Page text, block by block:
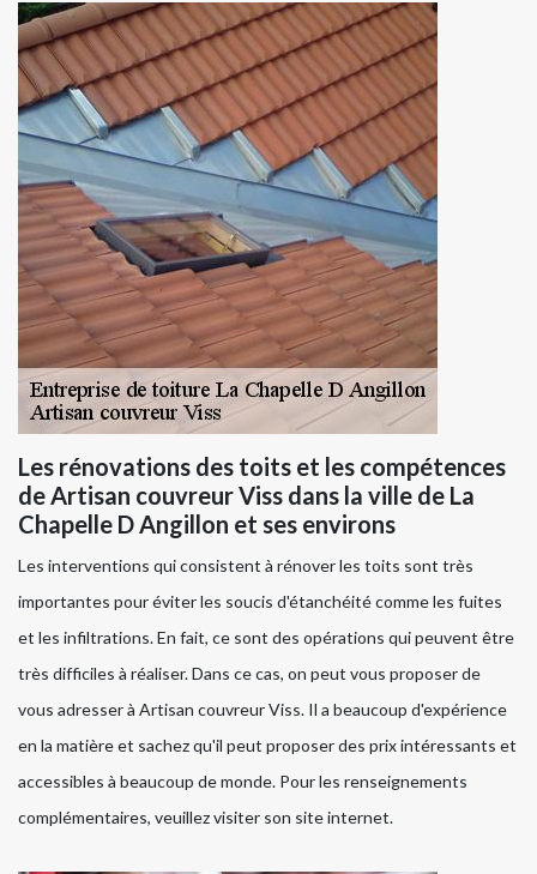
Les rénovations des toits et les compétences
de Artisan couvreur Viss dans la ville de La
Chapelle D Angillon et ses environs
Les interventions qui consistent à rénover les toits sont très
importantes pour éviter les soucis d'étanchéité comme les fuites
et les infiltrations. En fait, ce sont des opérations qui peuvent être
très difficiles à réaliser. Dans ce cas, on peut vous proposer de
vous adresser à Artisan couvreur Viss. Il a beaucoup d'expérience
en la matière et sachez qu'il peut proposer des prix intéressants et
accessibles à beaucoup de monde. Pour les renseignements
complémentaires, veuillez visiter son site internet.